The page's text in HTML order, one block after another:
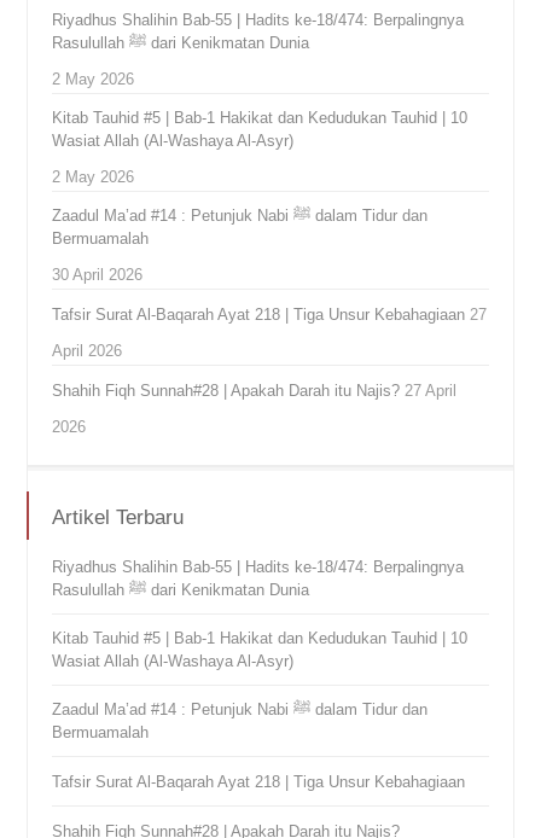
Riyadhus Shalihin Bab-55 | Hadits ke-18/474: Berpalingnya
Rasulullah ﷺ dari Kenikmatan Dunia
2 May 2026
Kitab Tauhid #5 | Bab-1 Hakikat dan Kedudukan Tauhid | 10
Wasiat Allah (Al-Washaya Al-Asyr)
2 May 2026
Zaadul Ma’ad #14 : Petunjuk Nabi ﷺ dalam Tidur dan
Bermuamalah
30 April 2026
Tafsir Surat Al-Baqarah Ayat 218 | Tiga Unsur Kebahagiaan 27
April 2026
Shahih Fiqh Sunnah#28 | Apakah Darah itu Najis? 27 April
2026
Artikel Terbaru
Riyadhus Shalihin Bab-55 | Hadits ke-18/474: Berpalingnya
Rasulullah ﷺ dari Kenikmatan Dunia
Kitab Tauhid #5 | Bab-1 Hakikat dan Kedudukan Tauhid | 10
Wasiat Allah (Al-Washaya Al-Asyr)
Zaadul Ma’ad #14 : Petunjuk Nabi ﷺ dalam Tidur dan
Bermuamalah
Tafsir Surat Al-Baqarah Ayat 218 | Tiga Unsur Kebahagiaan
Shahih Fiqh Sunnah#28 | Apakah Darah itu Najis?